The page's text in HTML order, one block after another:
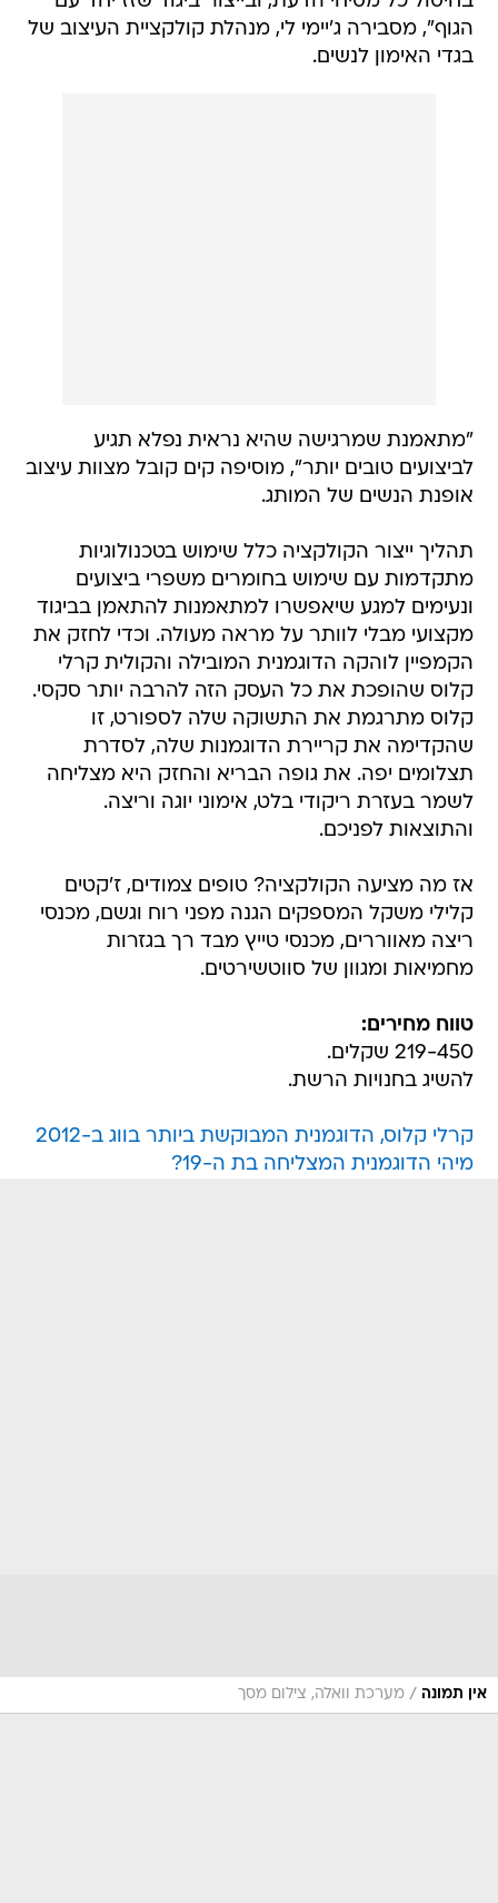
הגוף", מסבירה ג'יימי לי, מנהלת קולקציית העיצוב של
בגדי האימון לנשים.
"מתאמנת שמרגישה שהיא נראית נפלא תגיע
לביצועים טובים יותר", מוסיפה קים קובל מצוות עיצוב
אופנת הנשים של המותג.
תהליך ייצור הקולקציה כלל שימוש בטכנולוגיות
מתקדמות עם שימוש בחומרים משפרי ביצועים
ונעימים למגע שיאפשרו למתאמנות להתאמן בביגוד
מקצועי מבלי לוותר על מראה מעולה. וכדי לחזק את
הקמפיין לוהקה הדוגמנית המובילה והקולית קרלי
קלוס שהופכת את כל העסק הזה להרבה יותר סקסי.
קלוס מתרגמת את התשוקה שלה לספורט, זו
שהקדימה את קריירת הדוגמנות שלה, לסדרת
תצלומים יפה. את גופה הבריא והחזק היא מצליחה
לשמר בעזרת ריקודי בלט, אימוני יוגה וריצה.
והתוצאות לפניכם.
אז מה מציעה הקולקציה? טופים צמודים, ז'קטים
קלילי משקל המספקים הגנה מפני רוח וגשם, מכנסי
ריצה מאווררים, מכנסי טייץ מבד רך בגזרות
מחמיאות ומגוון של סווטשירטים.
טווח מחירים:
219-450 שקלים.
להשיג בחנויות הרשת.
קרלי קלוס, הדוגמנית המבוקשת ביותר בווג ב-2012
מיהי הדוגמנית המצליחה בת ה-19?
אין תמונה / מערכת וואלה, צילום מסך